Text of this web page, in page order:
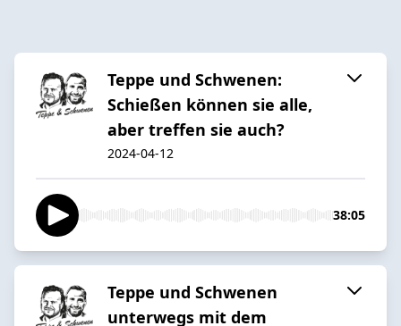
Teppe und Schwenen:
Schießen können sie alle,
aber treffen sie auch?
2024-04-12
38:05
Teppe und Schwenen
unterwegs mit dem